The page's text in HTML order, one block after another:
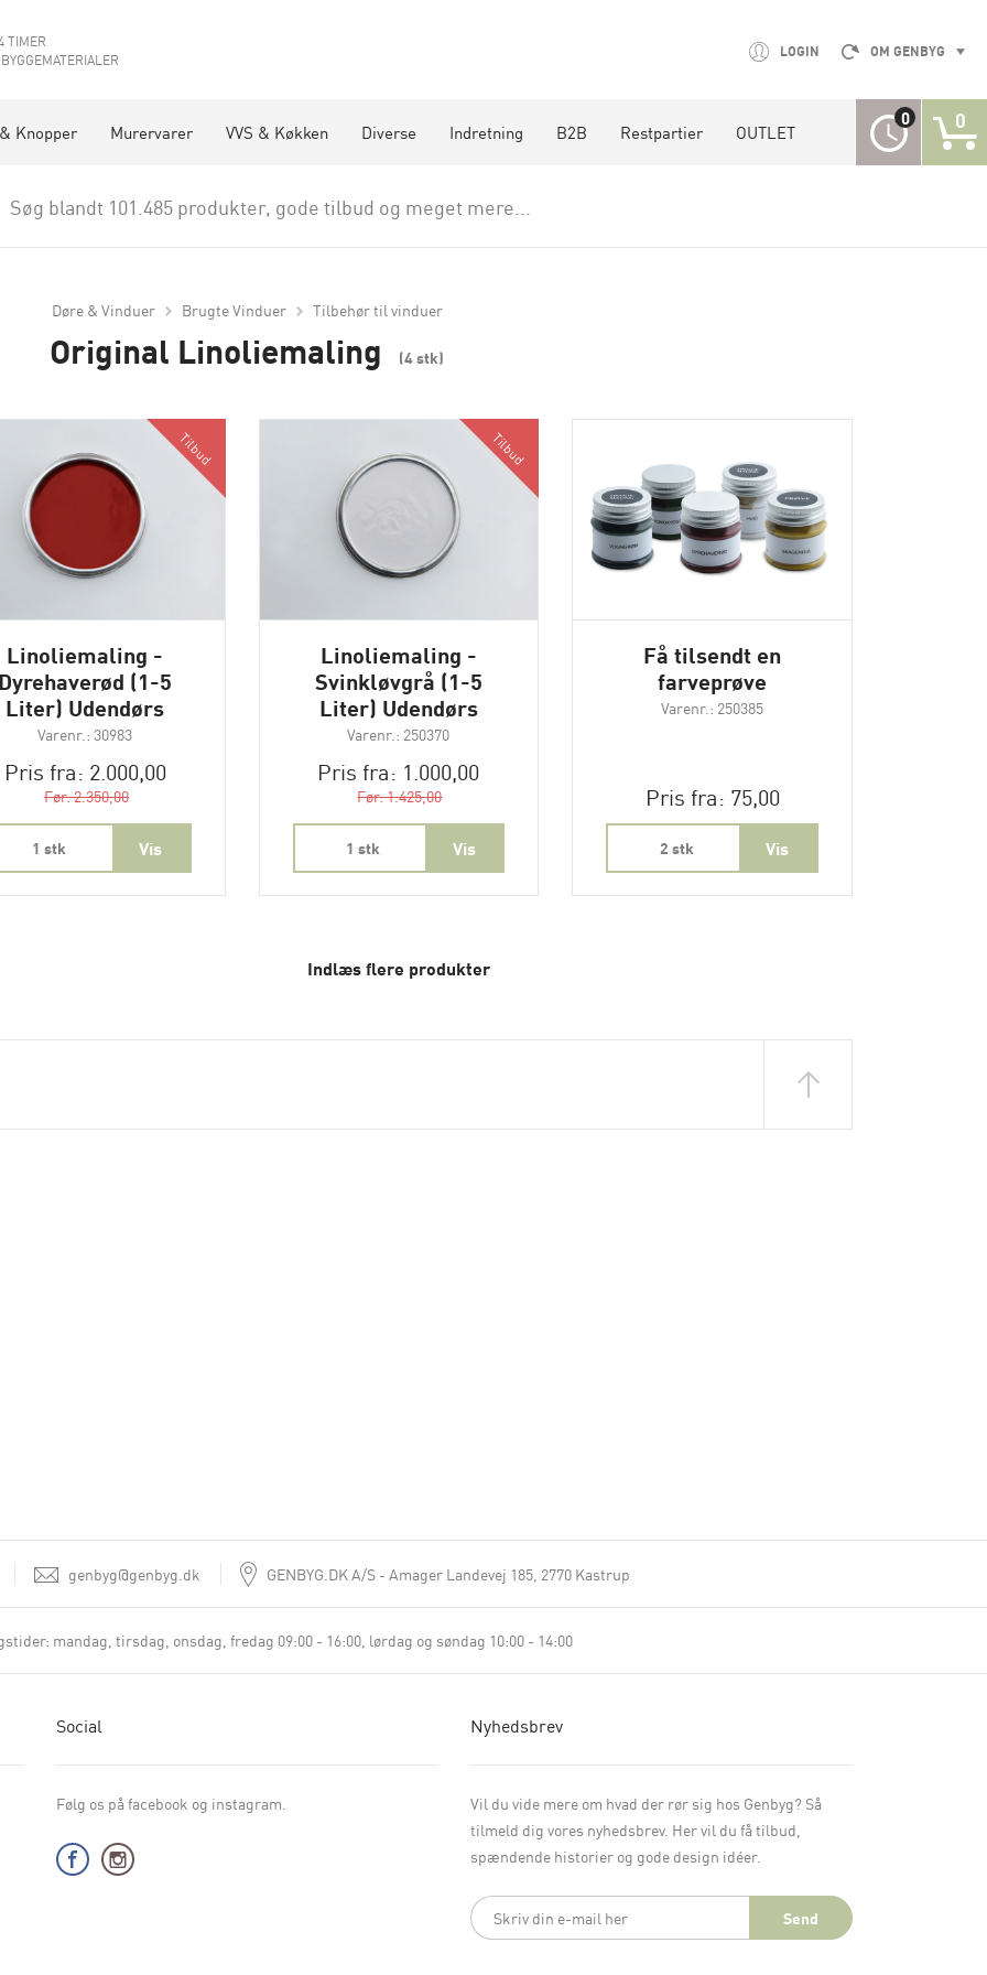
TIMER
LOGIN OM GENBYG
Knopper Murervarer VVS & Køkken Diverse Indretning B2B Restpartier OUTLET
0 0
Søg blandt 101.485 produkter, gode tilbud og meget mere...
Døre & Vinduer Brugte Vinduer Tilbehør til vinduer
Original Linoliemaling (4 stk)
Tilbud
Linoliemaling -
Dyrehaverød (1-5
Liter) Udendørs
Varenr.: 30983
Pris fra: 2.000,00
Før: 2.350,00
1 stk
Tilbud
Linoliemaling -
Svinkløvgrå (1-5
Liter) Udendørs
Varenr.: 250370
Pris fra: 1.000,00
Før: 1.425,00
1 stk
Få tilsendt en
farveprøve
Varenr.: 250385
Pris fra: 75,00
2 stk
Indlæs flere produkter
genbyg@genbyg.dk GENBYG.DK A/S Amager Landevej 185 2770 Kastrup
mandag, tirsdag, onsdag, fredag 09:00 - 16:00 lørdag og søndag 10:00 - 14:00
Social
Følg os på facebook og instagram.
Nyhedsbrev
Vil du vide mere om hvad der rør sig hos Genbyg? Så
tilmeld dig vores nyhedsbrev. Her vil du få tilbud,
spændende historier og gode design idéer.